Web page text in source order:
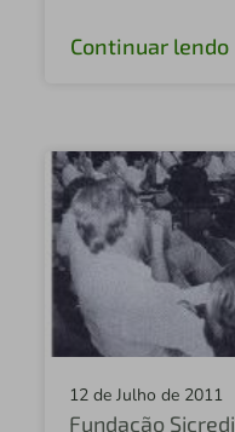
Continuar lendo
12 de Julho de 2011
Fundação Sicredi